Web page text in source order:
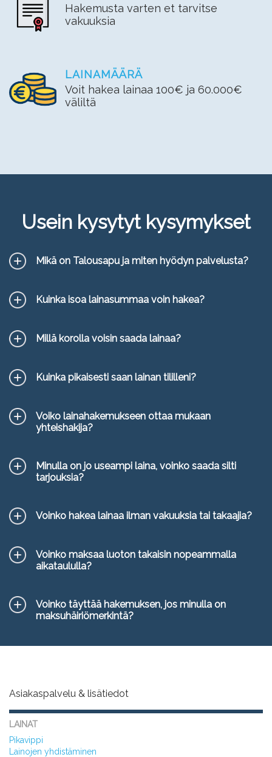
Hakemusta varten et tarvitse
vakuuksia
LAINAMÄÄRÄ
Voit hakea lainaa 100€ ja 60.000€
väliltä
Usein kysytyt kysymykset
Mikä on Talousapu ja miten hyödyn palvelusta?
Kuinka isoa lainasummaa voin hakea?
Millä korolla voisin saada lainaa?
Kuinka pikaisesti saan lainan tililleni?
Voiko lainahakemukseen ottaa mukaan
yhteishakija?
Minulla on jo useampi laina, voinko saada silti
tarjouksia?
Voinko hakea lainaa ilman vakuuksia tai takaajia?
Voinko maksaa luoton takaisin nopeammalla
aikataululla?
Voinko täyttää hakemuksen, jos minulla on
maksuhäiriömerkintä?
Asiakaspalvelu & lisätiedot
LAINAT
Pikavippi
Lainojen yhdistäminen